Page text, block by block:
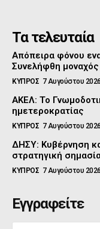
Τα τελευταία
Απόπειρα φόνου
Συνελήφθη μοναχός
ΚΥΠΡΟΣ 7 Αυγούστου
ΑΚΕΛ: Το
ημετεροκρατίας
ΚΥΠΡΟΣ 7 Αυγούστου
ΔΗΣΥ: Κυβέρνηση
στρατηγική
ΚΥΠΡΟΣ 7 Αυγούστου
Εγγραφείτε